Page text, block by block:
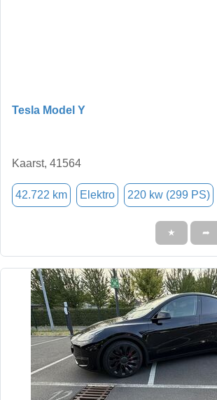
Tesla Model Y
Kaarst, 41564
42.722 km Elektro 220 kw (299 PS)
★ ➦